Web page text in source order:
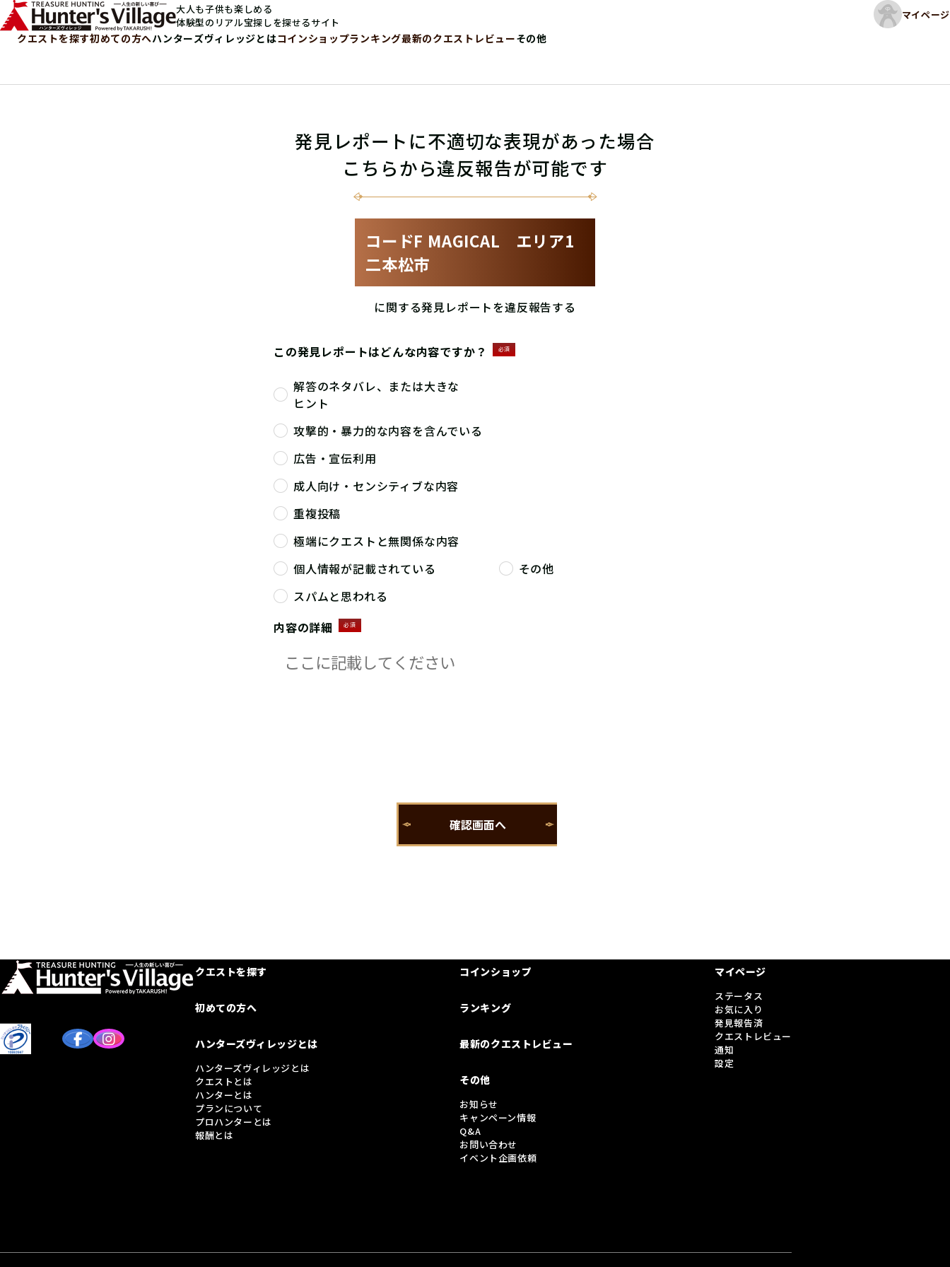
大人も子供も楽しめる
体験型のリアル宝探しを探せるサイト
マイページ
クエストを探す初めての方へハンターズヴィレッジとはコインショップランキング最新のクエストレビューその他
発見レポートに不適切な表現があった場合
こちらから違反報告が可能です
コードF MAGICAL エリア1
二本松市
に関する発見レポートを違反報告する
この発見レポートはどんな内容ですか？ 必須
解答のネタバレ、または大きな
ヒント
攻撃的・暴力的な内容を含んでいる
広告・宣伝利用
成人向け・センシティブな内容
重複投稿
極端にクエストと無関係な内容
個人情報が記載されている
その他
スパムと思われる
内容の詳細
必須
クエストを探す
初めての方へ
ハンターズヴィレッジとは
ハンターズヴィレッジとは
クエストとは
ハンターとは
プランについて
プロハンターとは
報酬とは
コインショップ
ランキング
最新のクエストレビュー
その他
お知らせ
キャンペーン情報
Q&A
お問い合わせ
イベント企画依頼
マイページ
ステータス
お気に入り
発見報告済
クエストレビュー
通知
設定